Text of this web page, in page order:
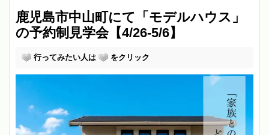
鹿児島市中山町にて「モデルハウス」
の予約制見学会【4/26-5/6】
行ってみたい人は をクリック